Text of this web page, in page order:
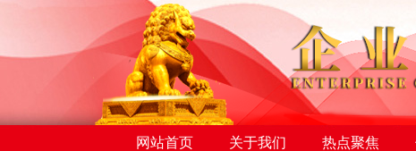
网站首页 关于我们 热点聚焦